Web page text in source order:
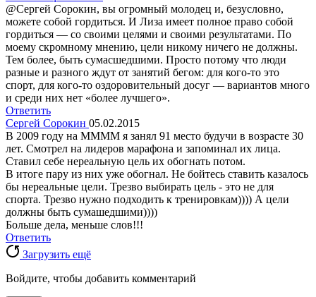
@Сергей Сорокин, вы огромный молодец и, безусловно,
можете собой гордиться. И Лиза имеет полное право собой
гордиться — со своими целями и своими результатами. По
моему скромному мнению, цели никому ничего не должны.
Тем более, быть сумасшедшими. Просто потому что люди
разные и разного ждут от занятий бегом: для кого-то это
спорт, для кого-то оздоровительный досуг — вариантов много
и среди них нет «более лучшего».
Ответить
Сергей Сорокин 05.02.2015
В 2009 году на ММММ я занял 91 место будучи в возрасте 30
лет. Смотрел на лидеров марафона и запоминал их лица.
Ставил себе нереальную цель их обогнать потом.
В итоге пару из них уже обогнал. Не бойтесь ставить казалось
бы нереальные цели. Трезво выбирать цель - это не для
спорта. Трезво нужно подходить к тренировкам)))) А цели
должны быть сумашедшими))))
Больше дела, меньше слов!!!
Ответить
Загрузить ещё
Войдите, чтобы добавить комментарий